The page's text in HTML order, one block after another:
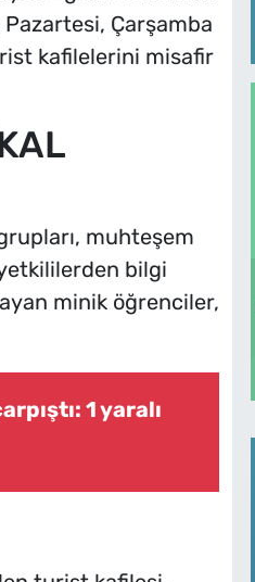
Çarşamba
kafilelerini misafir
muhteşem
bilgi
minik öğrenciler,
1 yaralı